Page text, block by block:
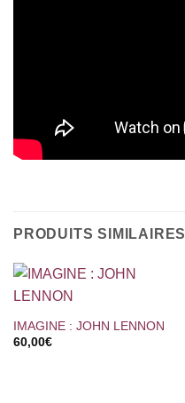
PRODUITS SIMILAIRES
IMAGINE : JOHN LENNON
60,00€